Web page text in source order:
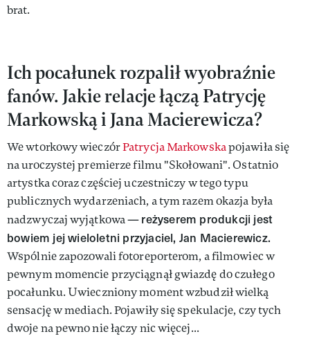
brat.
Ich pocałunek rozpalił wyobraźnie
fanów. Jakie relacje łączą Patrycję
Markowską i Jana Macierewicza?
We wtorkowy wieczórPatrycja Markowskapojawiła się
na uroczystej premierze filmu "Skołowani". Ostatnio
artystka coraz częściej uczestniczy w tego typu
publicznych wydarzeniach, a tym razem okazja była
nadzwyczaj wyjątkowa —reżyserem produkcji jest
bowiem jej wieloletni przyjaciel, Jan Macierewicz.
Wspólnie zapozowali fotoreporterom, a filmowiec w
pewnym momencie przyciągnął gwiazdę do czułego
pocałunku. Uwieczniony moment wzbudził wielką
sensację w mediach. Pojawiły się spekulacje, czy tych
dwoje na pewno nie łączy nic więcej...